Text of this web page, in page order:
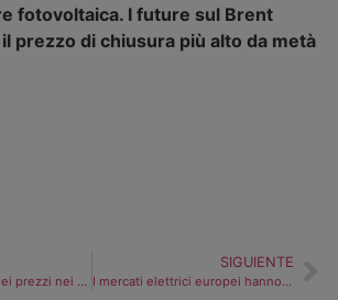
fotovoltaica. I future sul Brent
prezzo di chiusura più alto da metà
Luglio 2023: calo dei prezzi nei mercati elettrici europei e produzione fotovoltaica record
SIGUIENTE
I mercati elettrici europei hanno risentito dell’aumento dei prezzi del gas nella seconda settimana di agosto